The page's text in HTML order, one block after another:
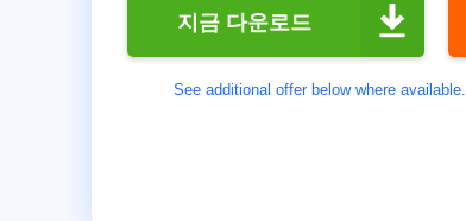
지금 다운로드
See additional offer below where available.